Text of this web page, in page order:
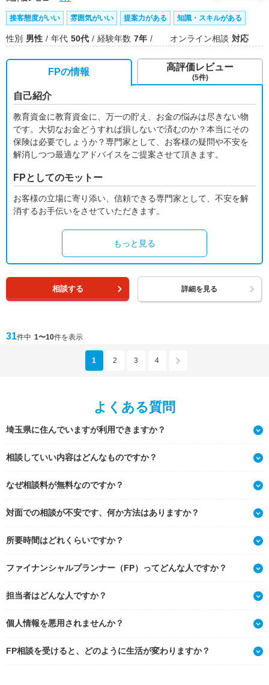
接客態度がいい 雰囲気がいい 提案力がある 知識・スキルがある
性別 男性 年代 50代 経験年数 7年 オンライン相談 対応
FPの情報
自己紹介
教育資金に教育資金に、万一の貯え、お金の悩みは尽きない物
です。大切なお金どうすれば損しないで済むのか？本当にその
保険は必要でしょうか？専門家として、お客様の疑問や不安を
解消しつつ最適なアドバイスをご提案させて頂きます。
FPとしてのモットー
お客様の立場に寄り添い、信頼できる専門家として、不安を解
消するお手伝いをさせていただきます。
もっと見る
高評価レビュー
(5件)
相談する 詳細を見る
31件中 1〜10件を表示
1 2 3 4
よくある質問
埼玉県に住んでいますが利用できますか？
相談していい内容はどんなものですか？
なぜ相談料が無料なのですか？
対面での相談が不安です、何か方法はありますか？
所要時間はどれくらいですか？
ファイナンシャルプランナー（FP）ってどんな人ですか？
担当者はどんな人ですか？
個人情報を悪用されませんか？
FP相談を受けると、どのように生活が変わりますか？